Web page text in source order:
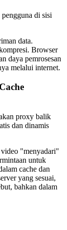
di sisi
data.
Browser
daya pemrosesan
melalui internet.
proxy balik
dan dinamis
"menyadari"
untuk
cache dan
yang sesuai,
bahkan dalam